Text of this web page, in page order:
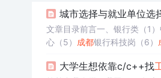
城市选择与就业单位选
文章目录前言一、银行类（1
心（5） 成都银行科技岗（6）
信通公司（2）南方电...
大学生想依靠c/c++找